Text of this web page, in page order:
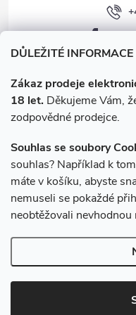
DŮLEŽITÉ INFORMACE
Zákaz prodeje
18 let. Děkujeme Vám,
zodpovědné prodejce.
Souhlas se soubory
souhlas? Například k
máte v košíku, abyste
nemuseli se pokaždé
neobtěžovali nevhodnou
Instagram
e-